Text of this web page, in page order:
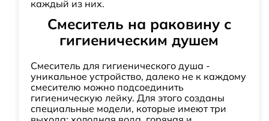
каждый из них.
Смеситель на раковину с
гигиеническим душем
Смеситель для гигиенического душа -
уникальное устройство, далеко не к каждому
смесителю можно подсоединить
гигиеническую лейку. Для этого созданы
специальные модели, которые имеют три